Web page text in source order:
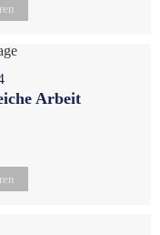
Arbeit